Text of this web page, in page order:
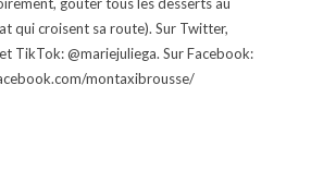
qui croisent sa route). Sur Twitter,
TikTok: @mariejuliega. Sur Facebook:
montaxibrousse/